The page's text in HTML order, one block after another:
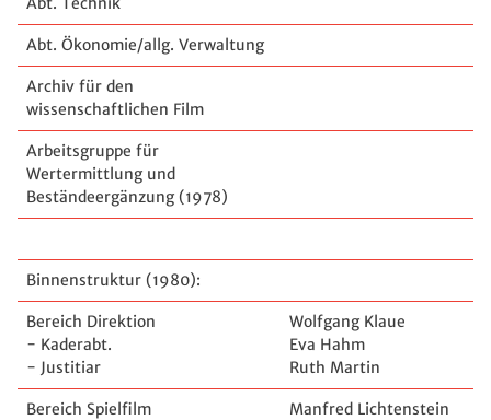
Abt. Ökonomie/allg. Verwaltung
Archiv für den
wissenschaftlichen Film
Arbeitsgruppe für
Wertermittlung und
Beständeergänzung (1978)
Binnenstruktur (1980):
Bereich Direktion
- Kaderabt.
- Justitiar
Wolfgang Klaue
Eva Hahm
Ruth Martin
Bereich Spielfilm
Manfred Lichtenstein